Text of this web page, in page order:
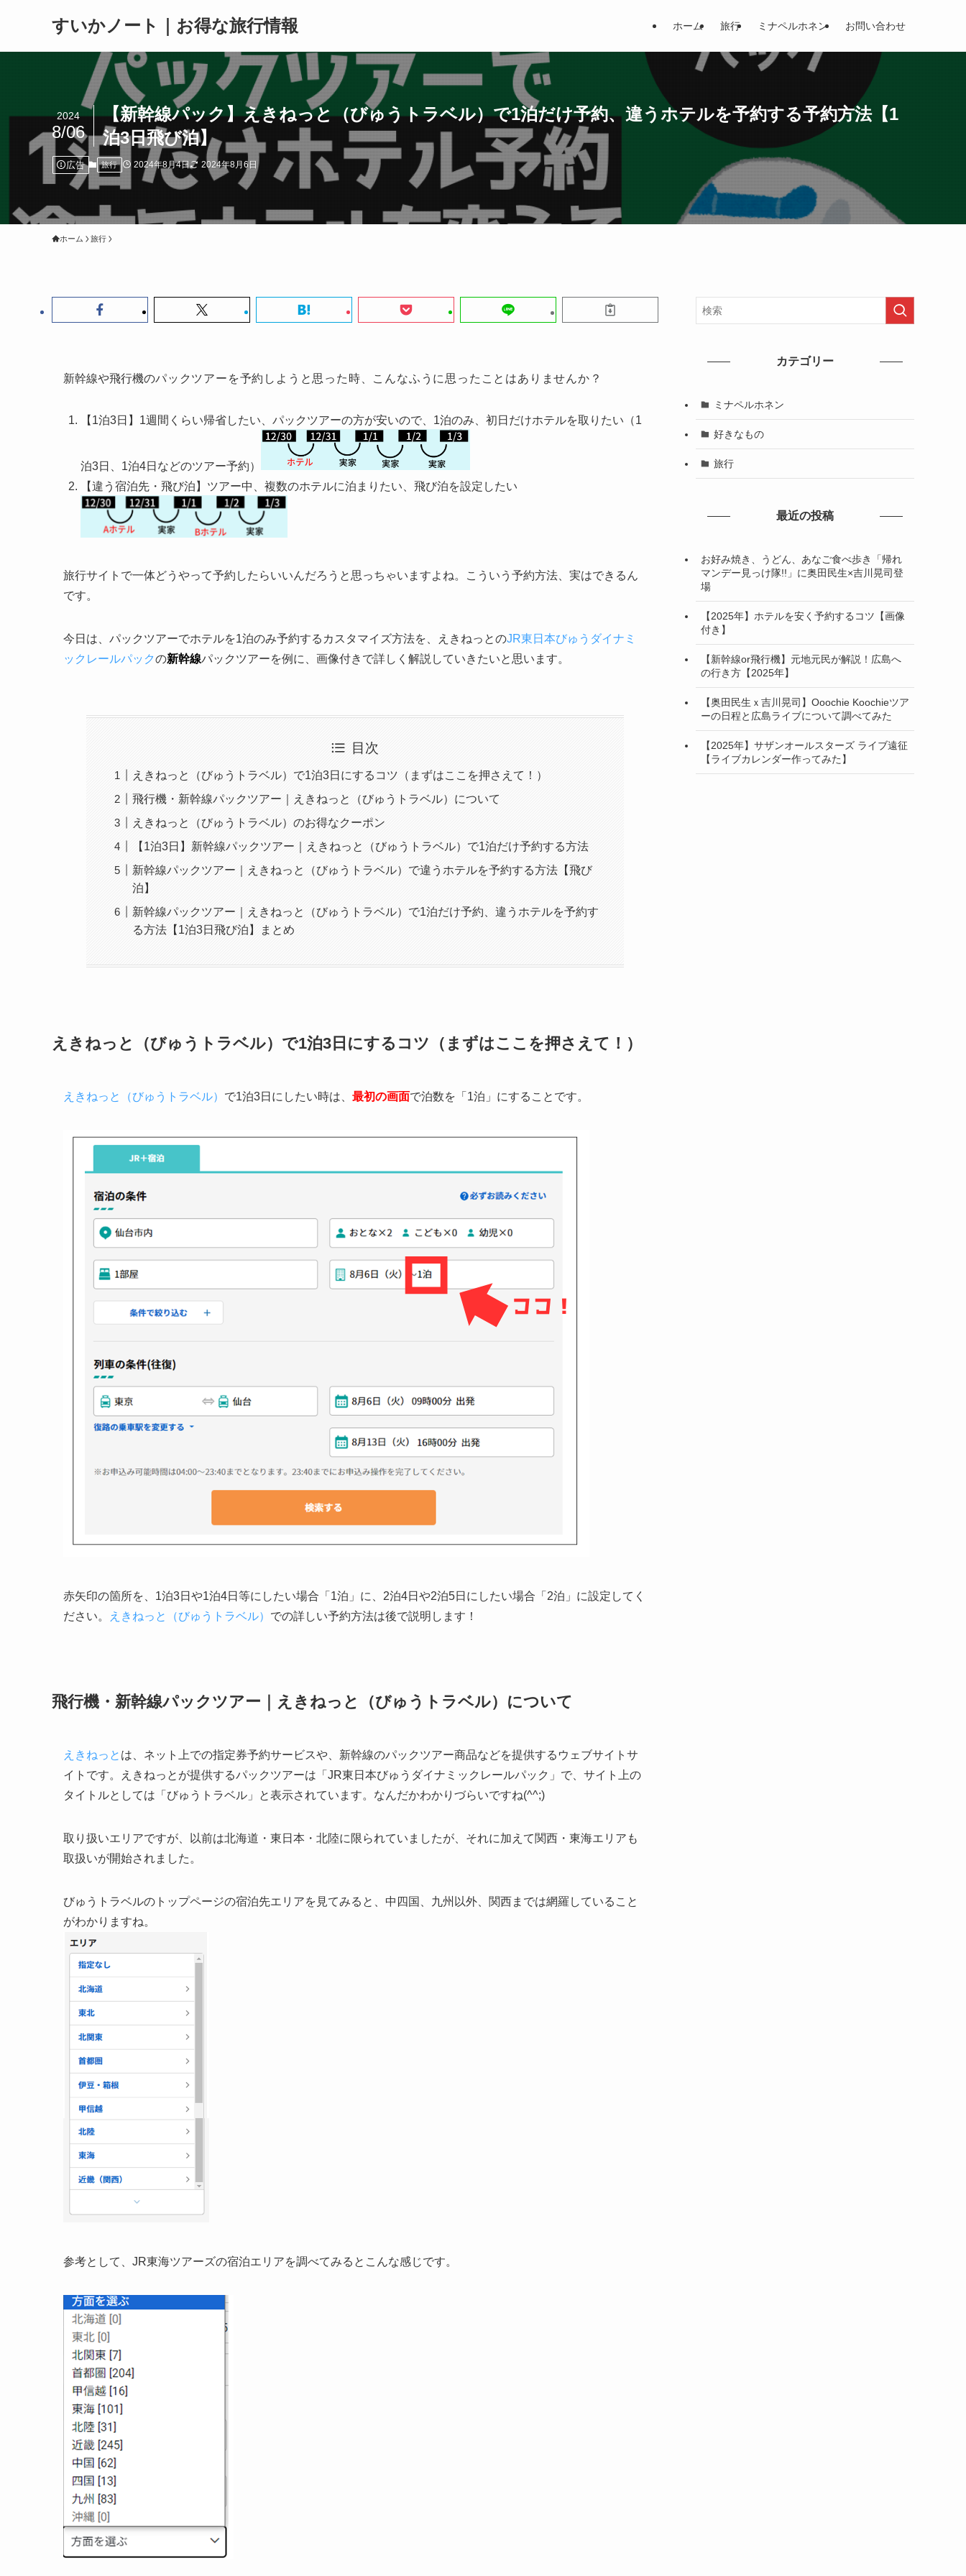
すいかノート｜お得な旅行情報 ホーム 旅行 ミナペルホネン お問い合わせ
【新幹線パック】えきねっと（びゅうトラベル）で1泊だけ予約、違うホテルを予約する予約方法【1
泊3日飛び泊】
2024
8/06
広告 旅行 2024年8月4日 2024年8月6日
ホーム 旅行
新幹線や飛行機のパックツアーを予約しようと思った時、こんなふうに思ったことはありませんか？
【1泊3日】1週間くらい帰省したい、パックツアーの方が安いので、1泊のみ、初日だけホテルを取りたい（1
泊3日、1泊4日などのツアー予約）
【違う宿泊先・飛び泊】ツアー中、複数のホテルに泊まりたい、飛び泊を設定したい
旅行サイトで一体どうやって予約したらいいんだろうと思っちゃいますよね。こういう予約方法、実はできるん
です。
今日は、パックツアーでホテルを1泊のみ予約するカスタマイズ方法を、えきねっとのJR東日本びゅうダイナミ
ックレールパックの新幹線パックツアーを例に、画像付きで詳しく解説していきたいと思います。
目次
えきねっと（びゅうトラベル）で1泊3日にするコツ（まずはここを押さえて！）
飛行機・新幹線パックツアー｜えきねっと（びゅうトラベル）について
えきねっと（びゅうトラベル）のお得なクーポン
【1泊3日】新幹線パックツアー｜えきねっと（びゅうトラベル）で1泊だけ予約する方法
新幹線パックツアー｜えきねっと（びゅうトラベル）で違うホテルを予約する方法【飛び
泊】
新幹線パックツアー｜えきねっと（びゅうトラベル）で1泊だけ予約、違うホテルを予約す
る方法【1泊3日飛び泊】まとめ
えきねっと（びゅうトラベル）で1泊3日にするコツ（まずはここを押さえて！）
えきねっと（びゅうトラベル） で1泊3日にしたい時は、 最初の画面で泊数を「1泊」にすることです。
赤矢印の箇所を、1泊3日や1泊4日等にしたい場合「1泊」に、2泊4日や2泊5日にしたい場合「2泊」に設定してく
ださい。
えきねっと（びゅうトラベル） での詳しい予約方法は後で説明します！
飛行機・新幹線パックツアー｜えきねっと（びゅうトラベル）について
えきねっと は、ネット上での指定券予約サービスや、新幹線のパックツアー商品などを提供するウェブサイトサ
イトです。えきねっとが提供するパックツアーは「JR東日本びゅうダイナミックレールパック」で、サイト上の
タイトルとしては「びゅうトラベル」と表示されています。なんだかわかりづらいですね(^^;)
取り扱いエリアですが、以前は北海道・東日本・北陸に限られていましたが、それに加えて関西・東海エリアも
取扱いが開始されました。
びゅうトラベルのトップページの宿泊先エリアを見てみると、中四国、九州以外、関西までは網羅していること
がわかりますね。
参考として、JR東海ツアーズの宿泊エリアを調べてみるとこんな感じです。
カテゴリー
ミナペルホネン
好きなもの
旅行
最近の投稿
お好み焼き、うどん、あなご食べ歩き「帰れ
マンデー見っけ隊!!」に奥田民生×吉川晃司登
場
【2025年】ホテルを安く予約するコツ【画像
付き】
【新幹線or飛行機】元地元民が解説！広島へ
の行き方【2025年】
【奥田民生ｘ吉川晃司】Ooochie Koochieツア
ーの日程と広島ライブについて調べてみた
【2025年】サザンオールスターズ ライブ遠征
【ライブカレンダー作ってみた】